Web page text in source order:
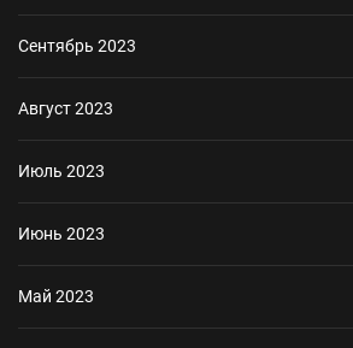
Сентябрь 2023
Август 2023
Июль 2023
Июнь 2023
Май 2023